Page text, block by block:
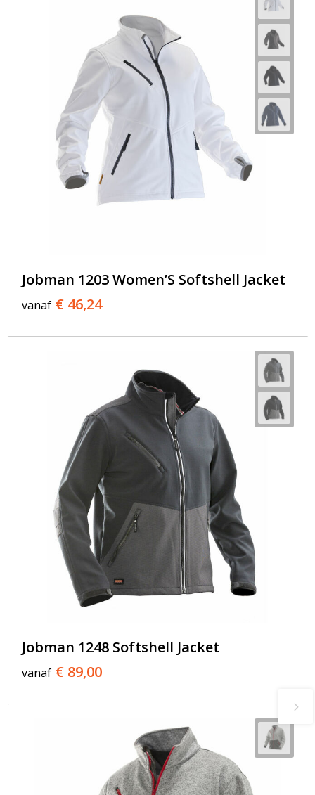
Jobman 1203 Women’S Softshell Jacket
vanaf € 46,24
Jobman 1248 Softshell Jacket
vanaf € 89,00